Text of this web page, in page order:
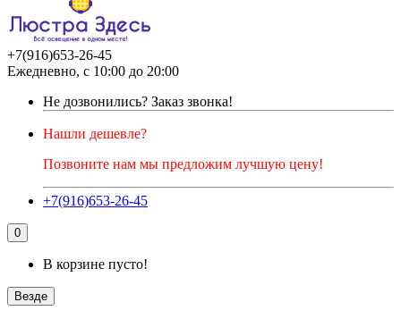
+7(916)653-26-45
Ежедневно, с 10:00 до 20:00
Не дозвонились? Заказ звонка!
Нашли дешевле?
Позвоните нам мы предложим лучшую цену!
+7(916)653-26-45
0
В корзине пусто!
Везде